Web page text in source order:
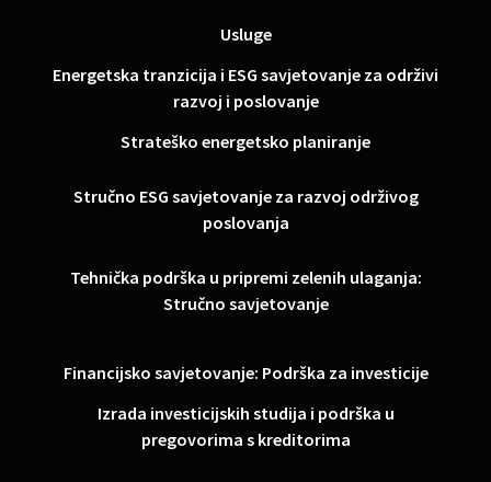
Usluge
Energetska tranzicija i ESG savjetovanje za održivi
razvoj i poslovanje
Strateško energetsko planiranje
Stručno ESG savjetovanje za razvoj održivog
poslovanja
Tehnička podrška u pripremi zelenih ulaganja:
Stručno savjetovanje
Financijsko savjetovanje: Podrška za investicije
Izrada investicijskih studija i podrška u
pregovorima s kreditorima